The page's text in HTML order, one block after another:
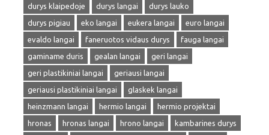
durys klaipedoje
durys langai
durys lauko
durys pigiau
eko langai eukera langai
euro langai
evaldo langai
faneruotos vidaus durys
fauga langai
gaminame duris
gealan langai
geri langai
geri plastikiniai langai
geriausi langai
geriausi plastikiniai langai
glaskek langai
heinzmann langai
hermio langai
hermio projektai
hronas
hronas langai hrono langai
kambarines durys